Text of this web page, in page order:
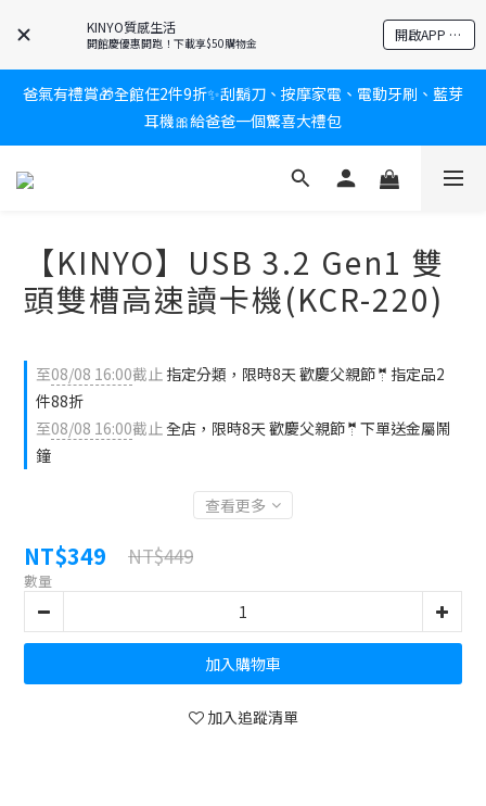
KINYO質感生活
開館慶優惠開跑！下載享$50購物金 開啟APP 享隱藏優惠
新會員送$100購物金✨再享消費回饋無極限
新會員送$100購物金✨再享消費回饋無極限
爸氣有禮賞🎁全館任2件9折✨刮鬍刀、按摩家電、電動牙刷、藍芽
耳機🎀給爸爸一個驚喜大禮包
炎熱夏日救星☀️秒凍扇登場💙半導體製冷 x 微米級冰霧，一秒開
新會員送$100購物金✨再享消費回饋無極限
【KINYO】USB 3.2 Gen1 雙
頭雙槽高速讀卡機(KCR-220)
至08/08 16:00截止 指定分類，限時8天 歡慶父親節🤵指定品2
件88折
至08/08 16:00截止全店，限時8天 歡慶父親節🤵下單送金屬鬧
鐘
查看更多
NT$349 NT$449
數量
加入購物車
加入追蹤清單